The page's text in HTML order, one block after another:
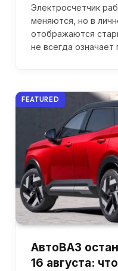
Электросчетчик
меняются, но в
отображаются
не всегда означает
FEATURED
АвтоВАЗ
16 августа: